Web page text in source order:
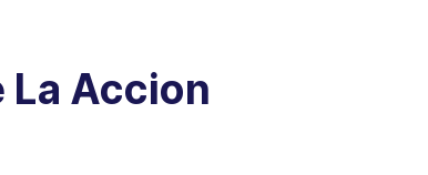
La Accion